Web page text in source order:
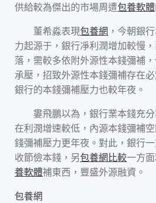
供給較為傑出的市場周遭包養軟體
董希淼表現包養網 ，今朝銀
力起源于，銀行凈利潤增加較慢
落，需較多依附外源性本錢彌補
承壓，招致外源性本錢彌補存在
銀行的本錢彌補壓力也較年夜。
婁飛鵬以為，銀行業本錢充
在利潤增速較低，內源本錢彌補
錢彌補壓力更年夜。對此，銀行
收節儉本錢，另包養網比較一方
養軟體補東西，豐盛外源融資。
包養網